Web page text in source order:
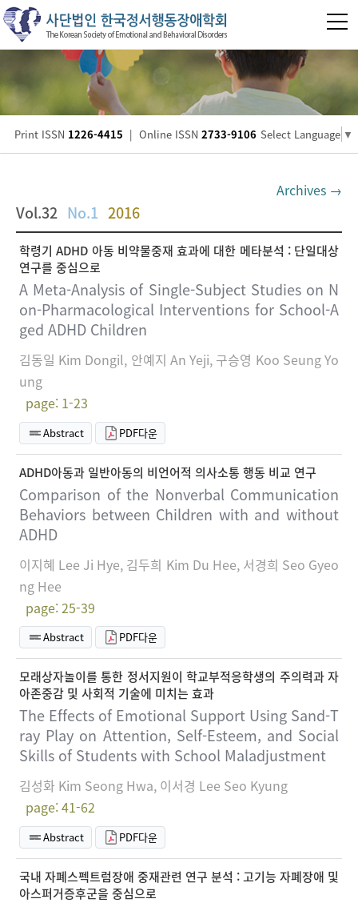
Print ISSN 1226-4415 | Online ISSN 2733-9106 Select Language ▼
Archives →
Vol.32 No.1 2016
학령기 ADHD 아동 비약물중재 효과에 대한 메타분석 : 단일대상
연구를 중심으로
A Meta-Analysis of Single-Subject Studies on N
on-Pharmacological Interventions for School-A
ged ADHD Children
김동일 Kim Dongil, 안예지 An Yeji, 구승영 Koo Seung Yo
ung
page: 1-23
Abstract PDF다운
ADHD아동과 일반아동의 비언어적 의사소통 행동 비교 연구
Comparison of the Nonverbal Communication
Behaviors between Children with and without
ADHD
이지혜 Lee Ji Hye, 김두희 Kim Du Hee, 서경희 Seo Gyeo
ng Hee
page: 25-39
Abstract PDF다운
모래상자놀이를 통한 정서지원이 학교부적응학생의 주의력과 자
아존중감 및 사회적 기술에 미치는 효과
The Effects of Emotional Support Using Sand-T
ray Play on Attention, Self-Esteem, and Social
Skills of Students with School Maladjustment
김성화 Kim Seong Hwa, 이서경 Lee Seo Kyung
page: 41-62
Abstract PDF다운
국내 자폐스펙트럼장애 중재관련 연구 분석 : 고기능 자폐장애 및
아스퍼거증후군을 중심으로